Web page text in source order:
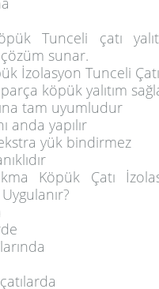
Tunceli çatı
çözüm sunar.
İzolasyon Tunceli Çatı
köpük yalıtım
tam uyumludur
anda yapılır
ekstra yük bindirmez
Köpük Çatı